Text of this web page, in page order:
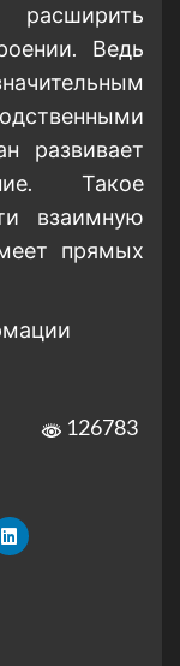
Ведь
развивает
Такое
взаимную
прямых
126783